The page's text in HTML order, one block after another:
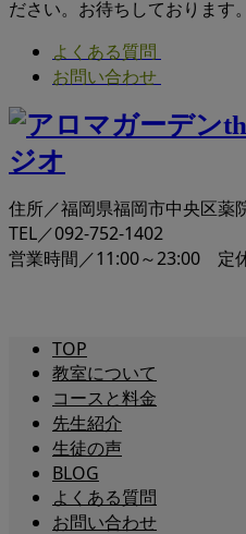
ださい。お待ちしております。
よくある質問
お問い合わせ
住所／福岡県福岡市中央区
TEL／092-752-1402
営業時間／11:00～23:00 定
TOP
教室について
コースと料金
先生紹介
生徒の声
BLOG
よくある質問
お問い合わせ